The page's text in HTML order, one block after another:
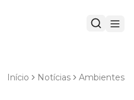
Início Notícias Ambientes